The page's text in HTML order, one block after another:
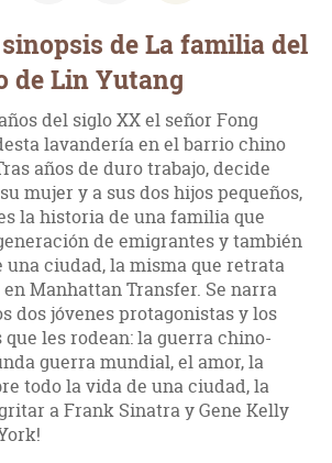
de La familia del
de Lin Yutang
del siglo XX el señor Fong
lavandería en el barrio chino
años de duro trabajo, decide
mujer y a sus dos hijos pequeños,
la historia de una familia que
de emigrantes y también
una ciudad, la misma que retrata
en Manhattan Transfer. Se narra
dos jóvenes protagonistas y los
les rodean: la guerra chino-
guerra mundial, el amor, la
todo la vida de una ciudad, la
a Frank Sinatra y Gene Kelly